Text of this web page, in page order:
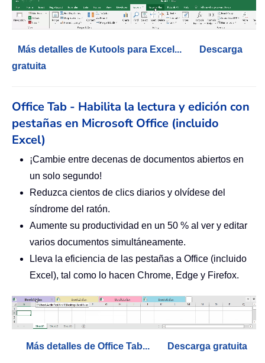
Más detalles de Kutools para Excel...
Descarga
gratuita
Office Tab - Habilita la lectura y edición con
pestañas en Microsoft Office (incluido
Excel)
¡Cambie entre decenas de documentos abiertos en
un solo segundo!
Reduzca cientos de clics diarios y olvídese del
síndrome del ratón.
Aumente su productividad en un 50 % al ver y editar
varios documentos simultáneamente.
Lleva la eficiencia de las pestañas a Office (incluido
Excel), tal como lo hacen Chrome, Edge y Firefox.
Más detalles de Office Tab... Descarga gratuita